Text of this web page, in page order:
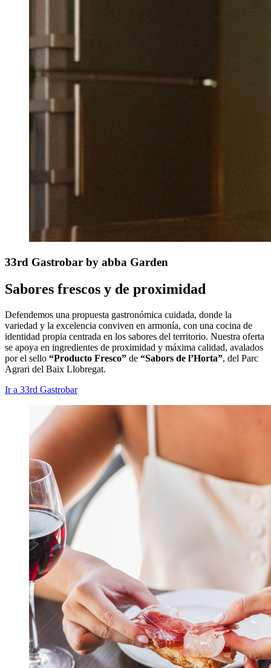
33rd Gastrobar by abba Garden
Sabores frescos y de proximidad
Defendemos una propuesta gastronómica cuidada, donde la
variedad y la excelencia conviven en armonía, con una cocina de
identidad propia centrada en los sabores del territorio. Nuestra oferta
se apoya en ingredientes de proximidad y máxima calidad, avalados
por el sello “Producto Fresco” de “Sabors de l’Horta”, del Parc
Agrari del Baix Llobregat.
Ir a 33rd Gastrobar